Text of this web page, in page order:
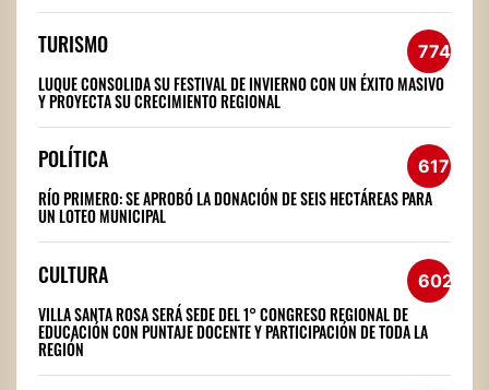
TURISMO 774
LUQUE CONSOLIDA SU FESTIVAL DE INVIERNO CON UN ÉXITO MASIVO
Y PROYECTA SU CRECIMIENTO REGIONAL
POLÍTICA 617
RÍO PRIMERO: SE APROBÓ LA DONACIÓN DE SEIS HECTÁREAS PARA
UN LOTEO MUNICIPAL
CULTURA 602
VILLA SANTA ROSA SERÁ SEDE DEL 1° CONGRESO REGIONAL DE
EDUCACIÓN CON PUNTAJE DOCENTE Y PARTICIPACIÓN DE TODA LA
REGIÓN